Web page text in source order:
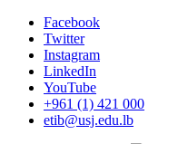
Facebook
Twitter
Instagram
LinkedIn
YouTube
+961 (1) 421 000
etib@usj.edu.lb